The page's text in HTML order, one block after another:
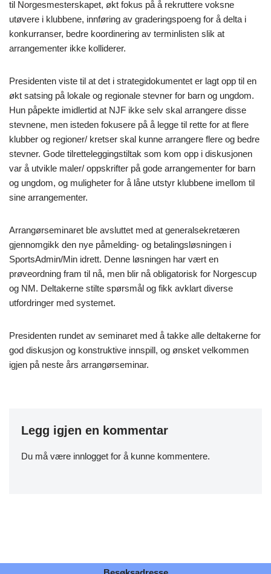
til Norgesmesterskapet, økt fokus på å rekruttere voksne
utøvere i klubbene, innføring av graderingspoeng for å delta i
konkurranser, bedre koordinering av terminlisten slik at
arrangementer ikke kolliderer.
Presidenten viste til at det i strategidokumentet er lagt opp til en
økt satsing på lokale og regionale stevner for barn og ungdom.
Hun påpekte imidlertid at NJF ikke selv skal arrangere disse
stevnene, men isteden fokusere på å legge til rette for at flere
klubber og regioner/ kretser skal kunne arrangere flere og bedre
stevner. Gode tilretteleggingstiltak som kom opp i diskusjonen
var å utvikle maler/ oppskrifter på gode arrangementer for barn
og ungdom, og muligheter for å låne utstyr klubbene imellom til
sine arrangementer.
Arrangørseminaret ble avsluttet med at generalsekretæren
gjennomgikk den nye påmelding- og betalingsløsningen i
SportsAdmin/Min idrett. Denne løsningen har vært en
prøveordning fram til nå, men blir nå obligatorisk for Norgescup
og NM. Deltakerne stilte spørsmål og fikk avklart diverse
utfordringer med systemet.
Presidenten rundet av seminaret med å takke alle deltakerne for
god diskusjon og konstruktive innspill, og ønsket velkommen
igjen på neste års arrangørseminar.
Legg igjen en kommentar
Du må være innlogget for å kunne kommentere.